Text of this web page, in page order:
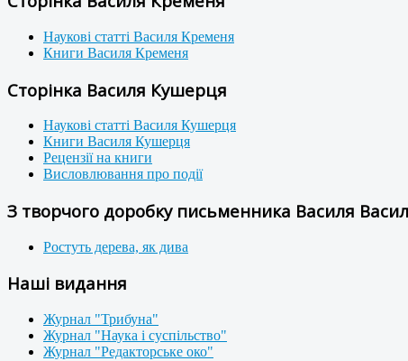
Наукові статті Василя Кременя
Книги Василя Кременя
Сторінка Василя Кушерця
Наукові статті Василя Кушерця
Книги Василя Кушерця
Рецензії на книги
Висловлювання про події
З творчого доробку письменника Василя
Ростуть дерева, як дива
Наші видання
Журнал "Трибуна"
Журнал "Наука і суспільство"
Журнал "Редакторське око"